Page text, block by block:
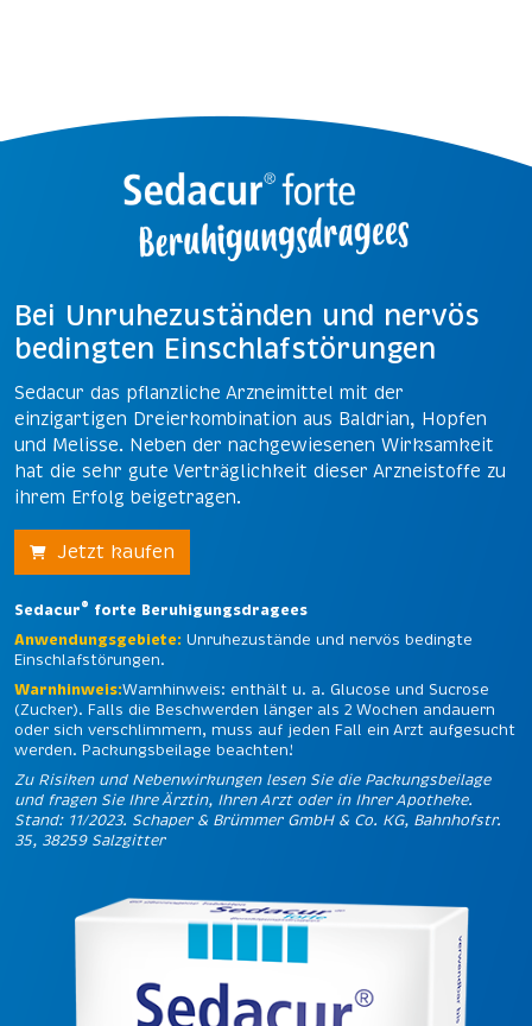
Bei Unruhezuständen und nervös
bedingten Einschlafstörungen
Sedacur das pflanzliche Arzneimittel mit der
einzigartigen Dreierkombination aus Baldrian, Hopfen
und Melisse. Neben der nachgewiesenen Wirksamkeit
hat die sehr gute Verträglichkeit dieser Arzneistoffe zu
ihrem Erfolg beigetragen.
Jetzt kaufen
Sedacur® forte Beruhigungsdragees
Anwendungsgebiete: Unruhezustände und nervös bedingte
Einschlafstörungen.
Warnhinweis:Warnhinweis: enthält u. a. Glucose und Sucrose
(Zucker). Falls die Beschwerden länger als 2 Wochen andauern
oder sich verschlimmern, muss auf jeden Fall ein Arzt aufgesucht
werden. Packungsbeilage beachten!
Zu Risiken und Nebenwirkungen lesen Sie die Packungsbeilage
und fragen Sie Ihre Ärztin, Ihren Arzt oder in Ihrer Apotheke.
Stand: 11/2023. Schaper & Brümmer GmbH & Co. KG, Bahnhofstr.
35, 38259 Salzgitter